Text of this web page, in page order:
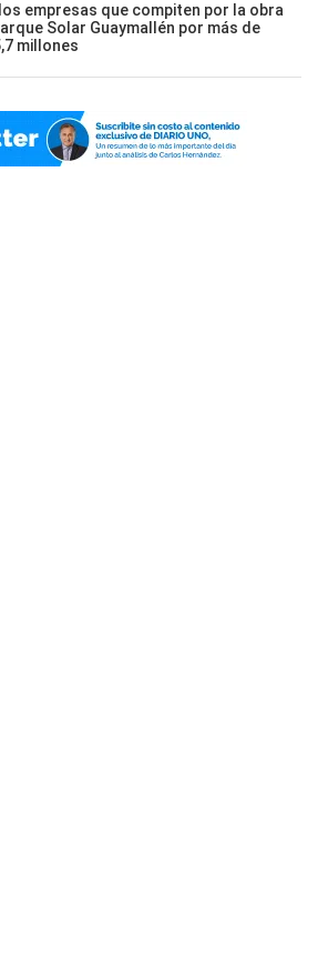
empresas que compiten por la obra
Solar Guaymallén por más de
millones